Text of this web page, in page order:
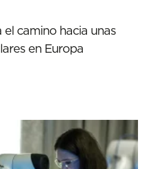
camino hacia unas
en Europa